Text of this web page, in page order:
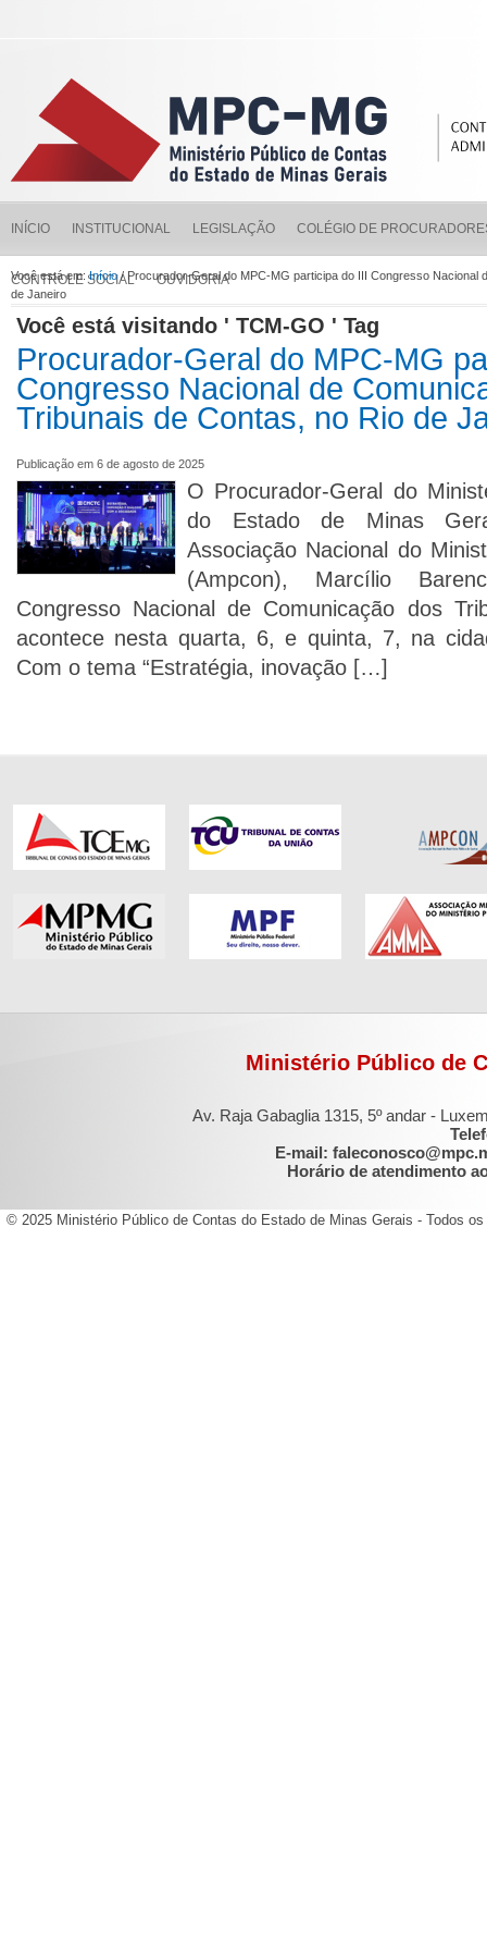
INÍCIO INSTITUCIONAL LEGISLAÇÃO COLÉGIO DE
CONTROLE SOCIAL OUVIDORIA
Você está em:Início/ Procurador-Geral do MPC-MG participa do III Congresso Nacional
de Janeiro
Você está visitando ' TCM-GO ' Tag
Procurador-Geral do MPC-MG
Congresso Nacional de
Tribunais de Contas, no Rio de
Publicação em 6 de agosto de 2025
O Procurador-Geral do
do Estado de Minas
Associação Nacional do
(Ampcon), Marcílio
Congresso Nacional de Comunicação dos
acontece nesta quarta, 6, e quinta, 7, na
Com o tema “Estratégia, inovação […]
Ministério Público de
Av. Raja Gabaglia 1315, 5º andar -
E-mail:
Horário de atendimento
© 2025 Ministério Público de Contas do Estado de Minas Gerais - Todos